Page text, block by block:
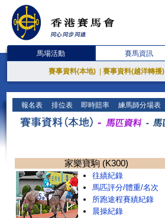
馬場活動 賽馬資訊
賽事資料(本地) 賽事資料(越洋轉播)
報名表 排位表 即時賠率 練馬師分場表
家樂寶駒 (K300)
往績紀錄
馬匹評分/體重/名次
所跑途程賽績紀錄
晨操紀錄